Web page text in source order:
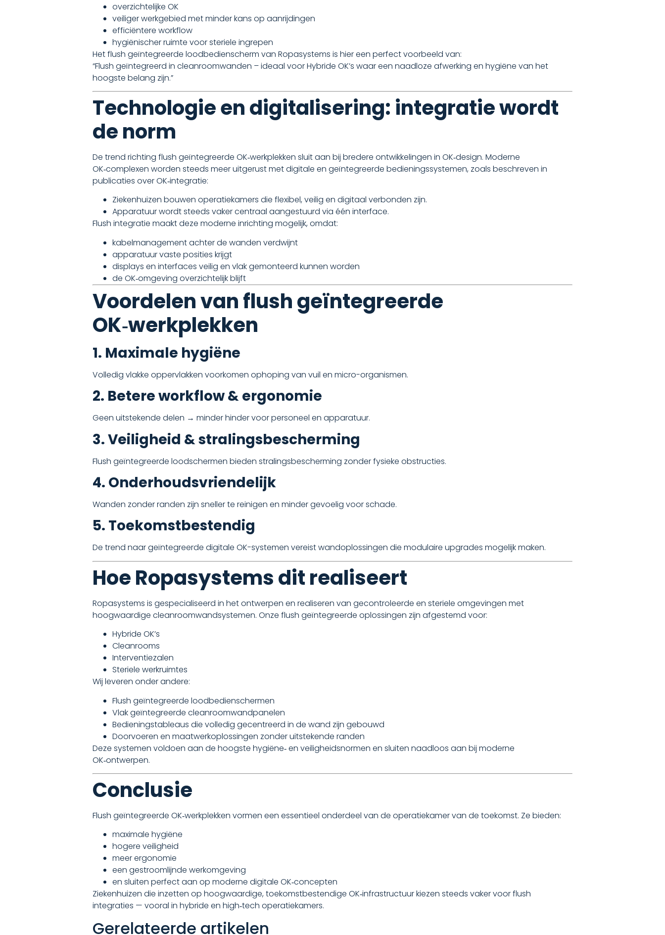
overzichtelijke OK
veiliger werkgebied met minder kans op aanrijdingen
efficiëntere workflow
hygiënischer ruimte voor steriele ingrepen
Het flush geïntegreerde loodbedienscherm van Ropasystems is hier een perfect voorbeeld van:
“Flush geïntegreerd in cleanroomwanden – ideaal voor Hybride OK’s waar een naadloze afwerking en hygiëne van het
hoogste belang zijn.”
Technologie en digitalisering: integratie wordt
de norm
De trend richting flush geïntegreerde OK‑werkplekken sluit aan bij bredere ontwikkelingen in OK‑design. Moderne
OK‑complexen worden steeds meer uitgerust met digitale en geïntegreerde bedieningssystemen, zoals beschreven in
publicaties over OK‑integratie:
Ziekenhuizen bouwen operatiekamers die flexibel, veilig en digitaal verbonden zijn.
Apparatuur wordt steeds vaker centraal aangestuurd via één interface.
Flush integratie maakt deze moderne inrichting mogelijk, omdat:
kabelmanagement achter de wanden verdwijnt
apparatuur vaste posities krijgt
displays en interfaces veilig en vlak gemonteerd kunnen worden
de OK‑omgeving overzichtelijk blijft
Voordelen van flush geïntegreerde
OK‑werkplekken
1. Maximale hygiëne
Volledig vlakke oppervlakken voorkomen ophoping van vuil en micro-organismen.
2. Betere workflow & ergonomie
Geen uitstekende delen → minder hinder voor personeel en apparatuur.
3. Veiligheid & stralingsbescherming
Flush geïntegreerde loodschermen bieden stralingsbescherming zonder fysieke obstructies.
4. Onderhoudsvriendelijk
Wanden zonder randen zijn sneller te reinigen en minder gevoelig voor schade.
5. Toekomstbestendig
De trend naar geïntegreerde digitale OK-systemen vereist wandoplossingen die modulaire upgrades mogelijk maken.
Hoe Ropasystems dit realiseert
Ropasystems is gespecialiseerd in het ontwerpen en realiseren van gecontroleerde en steriele omgevingen met
hoogwaardige cleanroomwandsystemen. Onze flush geïntegreerde oplossingen zijn afgestemd voor:
Hybride OK’s
Cleanrooms
Interventiezalen
Steriele werkruimtes
Wij leveren onder andere:
Flush geïntegreerde loodbedienschermen
Vlak geïntegreerde cleanroomwandpanelen
Bedieningstableaus die volledig gecentreerd in de wand zijn gebouwd
Doorvoeren en maatwerkoplossingen zonder uitstekende randen
Deze systemen voldoen aan de hoogste hygiëne‑ en veiligheidsnormen en sluiten naadloos aan bij moderne
OK‑ontwerpen.
Conclusie
Flush geïntegreerde OK‑werkplekken vormen een essentieel onderdeel van de operatiekamer van de toekomst. Ze bieden:
maximale hygiëne
hogere veiligheid
meer ergonomie
een gestroomlijnde werkomgeving
en sluiten perfect aan op moderne digitale OK‑concepten
Ziekenhuizen die inzetten op hoogwaardige, toekomstbestendige OK‑infrastructuur kiezen steeds vaker voor flush
integraties — vooral in hybride en high‑tech operatiekamers.
Gerelateerde artikelen